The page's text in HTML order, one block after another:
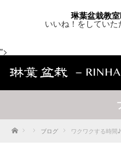
琳葉盆栽教
いいね！をしていた
">
Home ブログ ワクワクする時間♪